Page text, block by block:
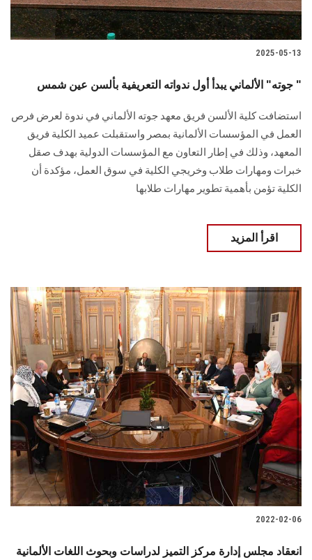
الدراسات العليا
الزائـرون
سجل الان
2025-05-13
جوته" الألماني يبدأ أول ندواته التعريفية بألسن عين شمس "
استضافت كلية الألسن فريق معهد جوته الألماني في ندوة لعرض فرص
العمل في المؤسسات الألمانية بمصر واستقبلت عميد الكلية فريق
المعهد، وذلك في إطار التعاون مع المؤسسات الدولية بهدف صقل
خبرات ومهارات طلاب وخريجي الكلية في سوق العمل، مؤكدة أن
الكلية تؤمن بأهمية تطوير مهارات طلابها
اقرأ المزيد
2022-02-06
انعقاد مجلس إدارة مركز التميز لدراسات وبحوث اللغات الألمانية